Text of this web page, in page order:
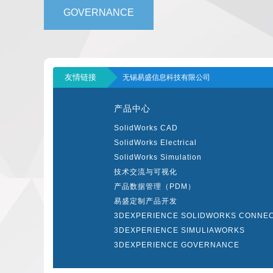
GOVERNANCE
友情链接 无锡易盛信息科技有限公司
产品中心
SolidWorks CAD
SolidWorks Electrical
SolidWorks Simulation
技术交流与可视化
产品数据管理（PDM）
易盛定制产品开发
3DEXPERIENCE SOLIDWORKS
3DEXPERIENCE SIMULIAWORKS
3DEXPERIENCE GOVERNANCE